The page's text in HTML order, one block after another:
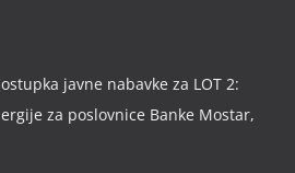
javne nabavke za LOT 2:
za poslovnice Banke Mostar,